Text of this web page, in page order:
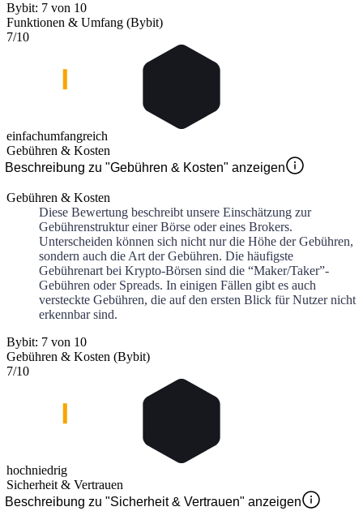
Bybit: 7 von 10
Funktionen & Umfang (Bybit)
7/10
einfachumfangreich
Gebühren & Kosten
Beschreibung zu "Gebühren & Kosten" anzeigen
Gebühren & Kosten
Diese Bewertung beschreibt unsere Einschätzung zur
Gebührenstruktur einer Börse oder eines Brokers.
Unterscheiden können sich nicht nur die Höhe der Gebühren,
sondern auch die Art der Gebühren. Die häufigste
Gebührenart bei Krypto-Börsen sind die “Maker/Taker”-
Gebühren oder Spreads. In einigen Fällen gibt es auch
versteckte Gebühren, die auf den ersten Blick für Nutzer nicht
erkennbar sind.
Bybit: 7 von 10
Gebühren & Kosten (Bybit)
7/10
hochniedrig
Sicherheit & Vertrauen
Beschreibung zu "Sicherheit & Vertrauen" anzeigen